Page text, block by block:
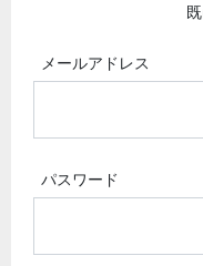
メールアドレス
パスワード